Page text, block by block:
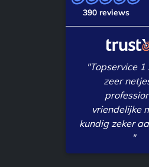
390 reviews
"Topservice
zeer
vriendelijke
kundig zeker
"